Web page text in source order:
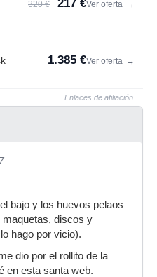
320 € 217 €Ver oferta →
1.385 €Ver oferta →
Enlaces de afiliación
bajo y los huevos pelaos
discos y
hago por vicio).
dio por el rollito de la
en esta santa web.